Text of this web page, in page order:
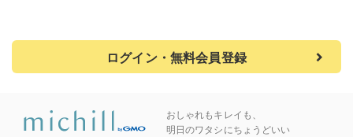
ログイン・無料会員登録
おしゃれもキレイも、
明日のワタシにちょうどいい